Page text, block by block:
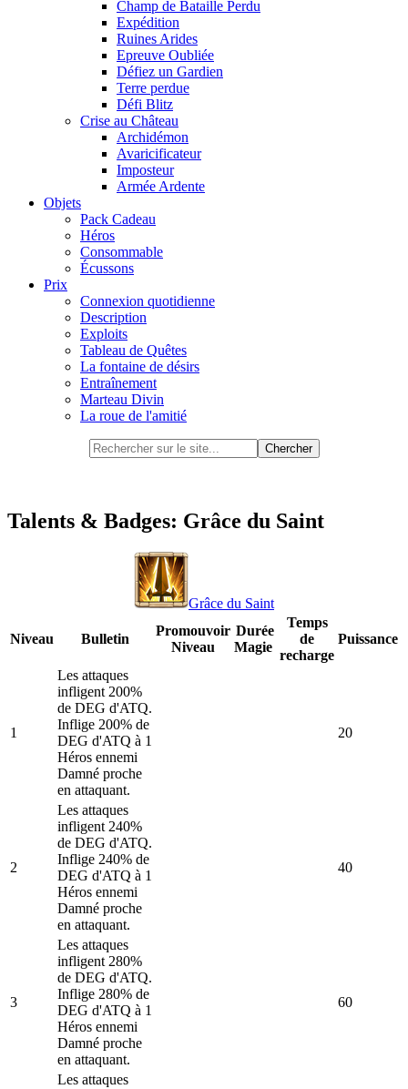
Champ de Bataille Perdu
Expédition
Ruines Arides
Epreuve Oubliée
Défiez un Gardien
Terre perdue
Défi Blitz
Crise au Château
Archidémon
Avaricificateur
Imposteur
Armée Ardente
Objets
Pack Cadeau
Héros
Consommable
Écussons
Prix
Connexion quotidienne
Description
Exploits
Tableau de Quêtes
La fontaine de désirs
Entraînement
Marteau Divin
La roue de l'amitié
Talents & Badges: Grâce du Saint
Grâce du Saint
Niveau Bulletin
Promouvoir
Niveau
Durée
Magie
Temps
de
recharge
Puissance
1
Les attaques
infligent 200%
de DEG d'ATQ.
Inflige 200% de
DEG d'ATQ à 1
Héros ennemi
Damné proche
en attaquant.
20
2
Les attaques
infligent 240%
de DEG d'ATQ.
Inflige 240% de
DEG d'ATQ à 1
Héros ennemi
Damné proche
en attaquant.
40
3
Les attaques
infligent 280%
de DEG d'ATQ.
Inflige 280% de
DEG d'ATQ à 1
Héros ennemi
Damné proche
en attaquant.
60
Les attaques